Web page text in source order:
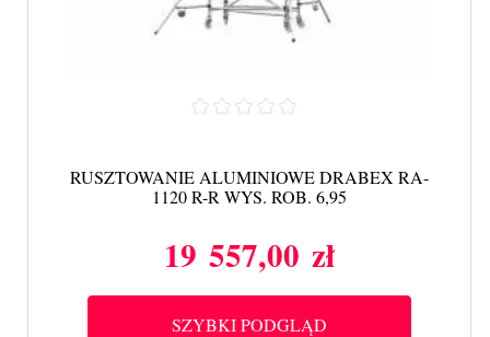
RUSZTOWANIE ALUMINIOWE DRABEX RA-
1120 R-R WYS. ROB. 6,95
Cena
19 557,00 zł
SZYBKI PODGLĄD